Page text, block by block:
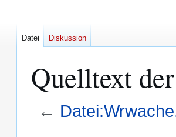
Quelltext
←
Datei Diskussion